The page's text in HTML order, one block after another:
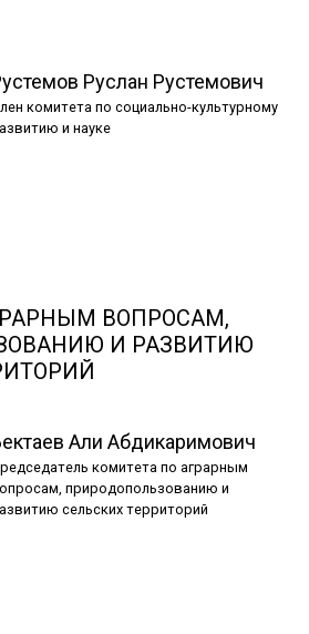
Руслан Рустемович
комитета по социально-культурному
и науке
ВОПРОСАМ,
И РАЗВИТИЮ
Али Абдикаримович
комитета по аграрным
природопользованию и
сельских территорий